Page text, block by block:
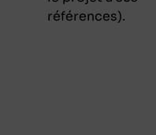
références).